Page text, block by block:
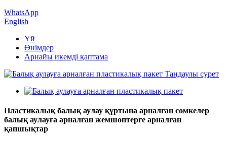
WhatsApp
English
Үй
Өнімдер
Арнайы икемді қаптама
Пластикалық балық аулау құртына арналған сөмкелер
балық аулауға арналған жемшөптерге арналған
қапшықтар